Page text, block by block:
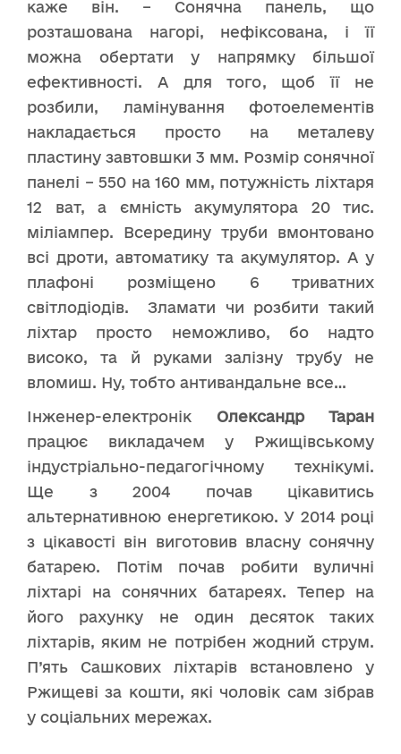
каже він. – Сонячна панель, що
розташована нагорі, нефіксована, і її
можна обертати у напрямку більшої
ефективності. А для того, щоб її не
розбили, ламінування фотоелементів
накладається просто на металеву
пластину завтовшки 3 мм. Розмір сонячної
панелі – 550 на 160 мм, потужність ліхтаря
12 ват, а ємність акумулятора 20 тис.
міліампер. Всередину труби вмонтовано
всі дроти, автоматику та акумулятор. А у
плафоні розміщено 6 триватних
світлодіодів. Зламати чи розбити такий
ліхтар просто неможливо, бо надто
високо, та й руками залізну трубу не
вломиш. Ну, тобто антивандальне все…
Інженер-електронік Олександр Таран
працює викладачем у Ржищівському
індустріально-педагогічному технікумі.
Ще з 2004 почав цікавитись
альтернативною енергетикою. У 2014 році
з цікавості він виготовив власну сонячну
батарею. Потім почав робити вуличні
ліхтарі на сонячних батареях. Тепер на
його рахунку не один десяток таких
ліхтарів, яким не потрібен жодний струм.
П’ять Сашкових ліхтарів встановлено у
Ржищеві за кошти, які чоловік сам зібрав
у соціальних мережах.